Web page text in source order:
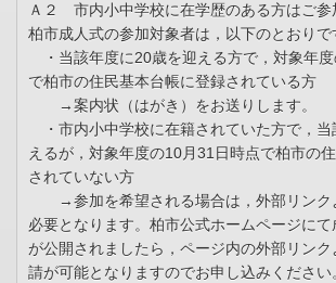
Ａ２ 市内小中学校に在学歴のある方はご参
柏市成人式の参加対象者は，以下のとおりで
・当該年度に20歳を迎える方で，対象年
で柏市の住民基本台帳に登録されている方
→案内状（はがき）をお送りします。
・市内小中学校に在籍されていた方で，当
えるが，対象年度の10月31日時点で柏市の
されていない方
→参加を希望される場合は，外部リンク
必要となります。柏市公式ホームページに
が公開されましたら，ページ内の外部リンク
請が可能となりますのでお申し込みください